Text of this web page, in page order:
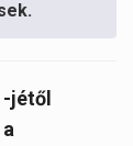
jétől